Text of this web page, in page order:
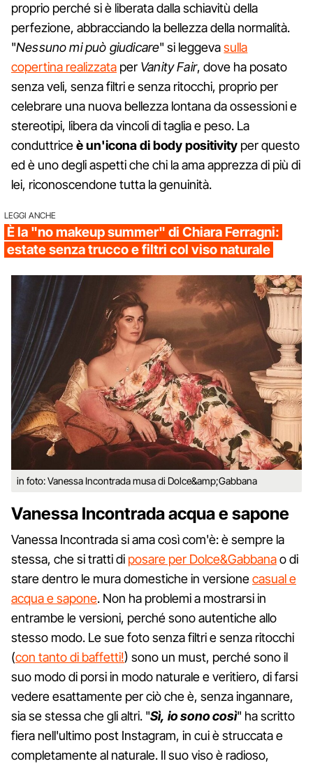
proprio perché si è liberata dalla schiavitù della
perfezione, abbracciando la bellezza della normalità.
"Nessuno mi può giudicare" si leggevasulla
copertina realizzata per Vanity Fair, dove ha posato
senza veli, senza filtri e senza ritocchi, proprio per
celebrare una nuova bellezza lontana da ossessioni e
stereotipi, libera da vincoli di taglia e peso. La
conduttriceè un'icona di body positivity per questo
ed è uno degli aspetti che chi la ama apprezza di più di
lei, riconoscendone tutta la genuinità.
LEGGI ANCHE
È la "no makeup summer" di Chiara Ferragni:
estate senza trucco e filtri col viso naturale
in foto: Vanessa Incontrada musa di Dolce&amp;Gabbana
Vanessa Incontrada acqua e sapone
Vanessa Incontrada si ama così com'è: è sempre la
stessa, che si tratti di posare per Dolce&Gabbanao di
stare dentro le mura domestiche in versionecasual e
acqua e sapone. Non ha problemi a mostrarsi in
entrambe le versioni, perché sono autentiche allo
stesso modo. Le sue foto senza filtri e senza ritocchi
(con tanto di baffetti!) sono un must, perché sono il
suo modo di porsi in modo naturale e veritiero, di farsi
vedere esattamente per ciò che è, senza ingannare,
sia se stessa che gli altri. "Sì, io sono così" ha scritto
fiera nell'ultimo post Instagram, in cui è struccata e
completamente al naturale. Il suo viso è radioso,